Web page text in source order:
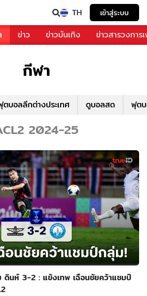
TH เข้าสู่ระบบ
ข่าว ข่าวบันเทิง ข่าวสารวงการ
กีฬา
ตบอลลีกต่างประเทศ ดูบอลสด ฟุต
2024-25
นห์ 3-2 : แข้งเทพ เฉือนชัยคว้าแชมป์